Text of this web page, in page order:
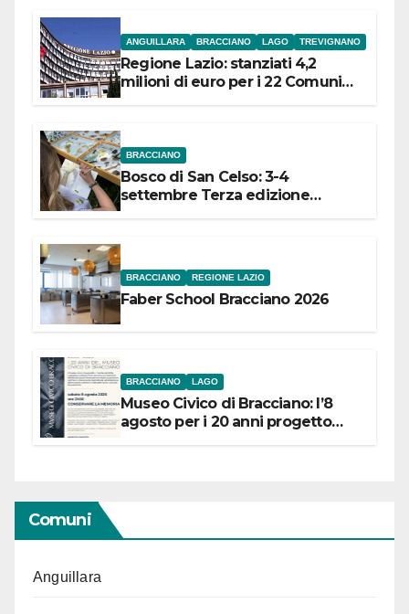
ANGUILLARA BRACCIANO LAGO TREVIGNANO
Regione Lazio: stanziati 4,2
milioni di euro per i 22 Comuni
BRACCIANO
Bosco di San Celso: 3-4
settembre Terza edizione
BRACCIANO REGIONE LAZIO
Faber School Bracciano 2026
BRACCIANO LAGO
Museo Civico di Bracciano: l’8
agosto per i 20 anni progetto
Comuni
Anguillara